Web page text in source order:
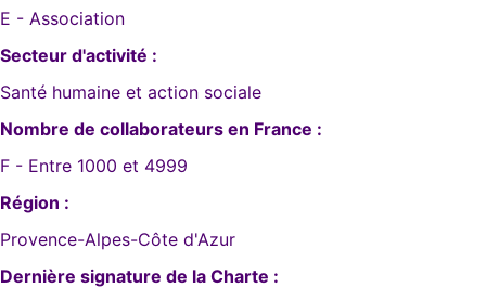
E - Association
Secteur d'activité :
Santé humaine et action sociale
Nombre de collaborateurs en France :
F - Entre 1000 et 4999
Région :
Provence-Alpes-Côte d'Azur
Dernière signature de la Charte :